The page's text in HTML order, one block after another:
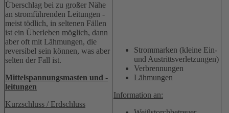
Überschlag bei zu großer Nähe
an stromführenden Leitungen -
meist tödlich, in seltenen Fällen
ist ein Überleben möglich, dann
aber oft mit Lähmungen, die
reversibel sein können, was aber
selten der Fall ist.
Mittelspannungsmasten und -
leitungen
Kurzschluss / Erdschluss
Strommarken (kleine Ein-
und Austrittsverletzungen)
Verbrennungen
Lähmungen
Information an: